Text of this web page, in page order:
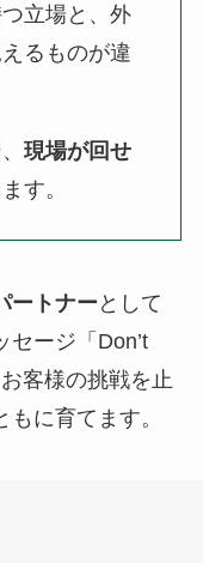
立場と、外
るものが違
現場が回せ
す。
ートナー として
セージ「Don’t
客様の挑戦を止
に育てます。